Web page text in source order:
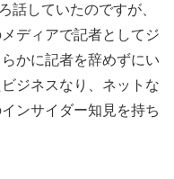
話していたのですが、
ディアで記者としてジ
かに記者を辞めずにい
ジネスなり、ネットな
ンサイダー知見を持ち